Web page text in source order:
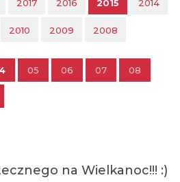
2017 2016 2015 2014
2010 2009 2008
05 06 07 08
na Wielkanoc!!! :)